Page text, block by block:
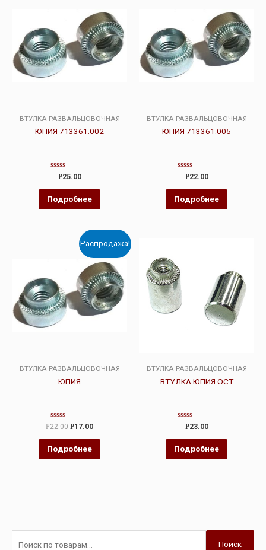
ВТУЛКА РАЗВАЛЬЦОВОЧНАЯ
ЮПИЯ 713361.002
Оценка
из
5
Р25.00
Подробнее
ВТУЛКА РАЗВАЛЬЦОВОЧНАЯ
ЮПИЯ 713361.005
Оценка
из
5
Р22.00
Подробнее
Распродажа!
ВТУЛКА РАЗВАЛЬЦОВОЧНАЯ
ЮПИЯ
Оценка
0
из
5
Р22.00 Р17.00
Подробнее
ВТУЛКА РАЗВАЛЬЦОВОЧНАЯ
ВТУЛКА ЮПИЯ ОСТ
Оценка
из
5
Р23.00
Подробнее
Поиск